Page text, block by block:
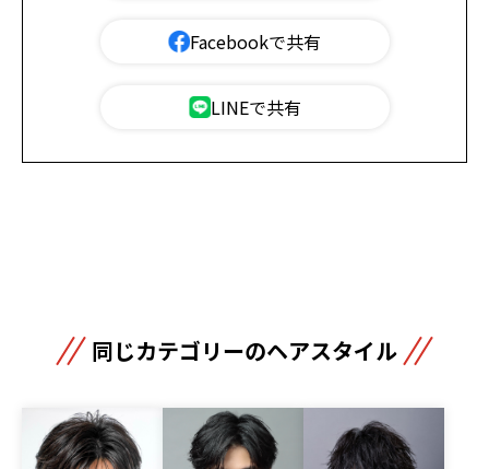
Facebookで共有
LINEで共有
同じカテゴリーのヘアスタイル